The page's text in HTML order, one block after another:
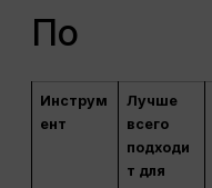
По
Инструм
ент
Лучше
всего
подходи
т для